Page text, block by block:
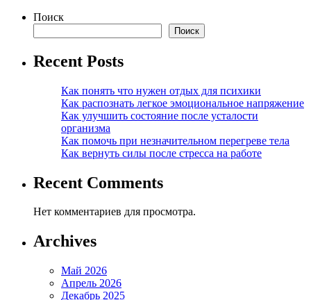
Поиск
Поиск
Recent Posts
Как понять что нужен отдых для психики
Как распознать легкое эмоциональное напряжение
Как улучшить состояние после усталости
организма
Как помочь при незначительном перегреве тела
Как вернуть силы после стресса на работе
Recent Comments
Нет комментариев для просмотра.
Archives
Май 2026
Апрель 2026
Декабрь 2025